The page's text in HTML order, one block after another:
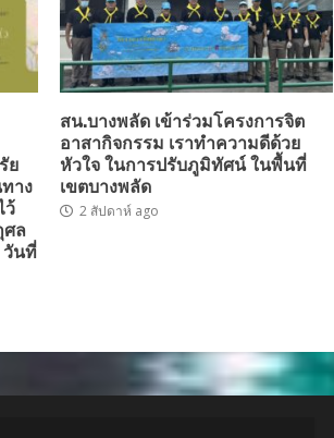
ย
าง
ว้
ล
วันที่
สน.บางพลัด เข้าร่วมโครงการจิต
อาสากิจกรรม เราทำความดีด้วย
หัวใจ ในการปรับภูมิทัศน์ ในพื้นที่
เขตบางพลัด
2 สัปดาห์ ago